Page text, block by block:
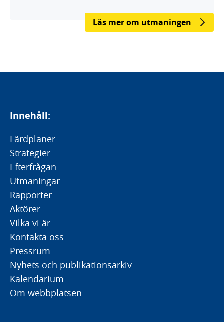
Läs mer om utmaningen
Innehåll:
Färdplaner
Strategier
Efterfrågan
Utmaningar
Rapporter
Aktörer
Vilka vi är
Kontakta oss
Pressrum
Nyhets och publikationsarkiv
Kalendarium
Om webbplatsen